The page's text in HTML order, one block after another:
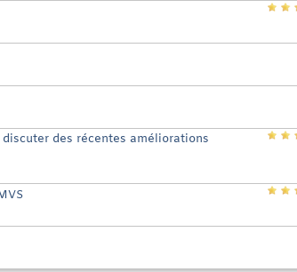
des récentes améliorations